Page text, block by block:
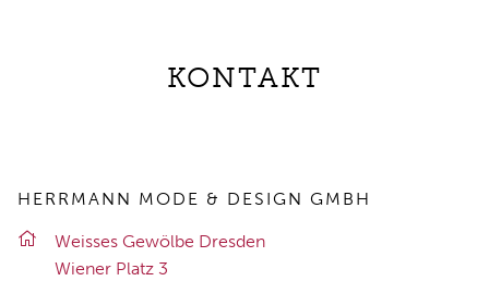
KONTAKT
HERRMANN MODE & DESIGN GMBH
Weis­ses Ge­wöl­be Dres­den
Wie­ner Platz 3